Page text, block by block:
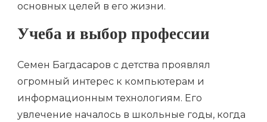
основных целей в его жизни.
Учеба и выбор профессии
Семен Багдасаров с детства проявлял
огромный интерес к компьютерам и
информационным технологиям. Его
увлечение началось в школьные годы, когда